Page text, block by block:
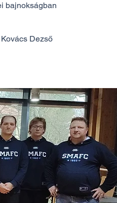
bajnokságban
Dezső